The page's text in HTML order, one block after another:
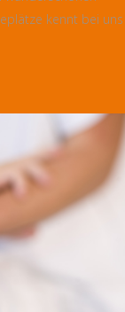
kennt bei uns